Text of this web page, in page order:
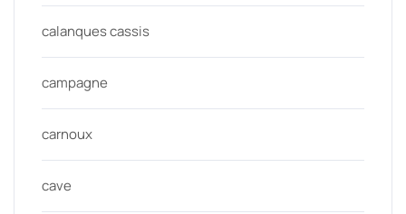
calanques cassis
campagne
carnoux
cave